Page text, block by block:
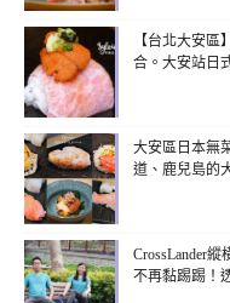
【台北大安
合。大安站日
大安區日本無
道、鹿兒島的
CrossLander
不再黏踢踢！